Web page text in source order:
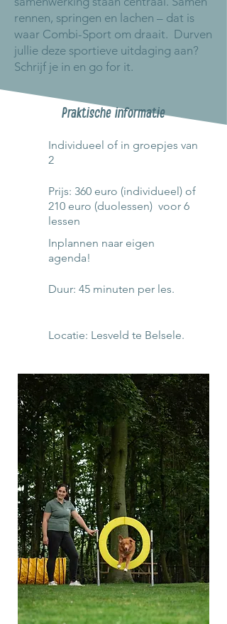
rennen, springen en lachen – dat is
waar Combi-Sport om draait. Durven
jullie deze sportieve uitdaging aan?
Schrijf je in en go for it.
Praktische informatie
Individueel of in groepjes van
2
Prijs: 360 euro (individueel) of
210 euro (duolessen) voor 6
lessen
Inplannen naar eigen
agenda!
Duur: 45 minuten per les.
Locatie: Lesveld te Belsele.